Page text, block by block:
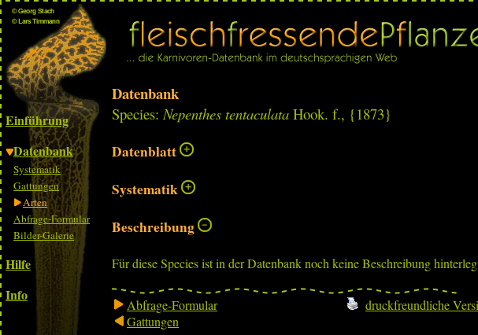
Einführung
Datenbank
Systematik
Gattungen
Arten
Abfrage-Formular
Bilder-Galerie
Hilfe
Info
Datenbank
Species:Nepenthes tentaculata Hook. f., {1873}
Datenblatt
Systematik
Beschreibung
Für diese Species ist in der Datenbank noch keine Beschreibung
Abfrage-Formular
Gattungen
druckfreundliche